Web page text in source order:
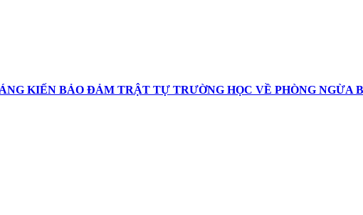
KIẾN BẢO ĐẢM TRẬT TỰ TRƯỜNG HỌC VỀ PHÒNG NGỪA